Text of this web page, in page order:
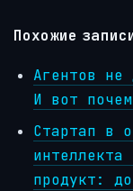
Похожие
Агентов не
И вот
Стартап в
продукт: